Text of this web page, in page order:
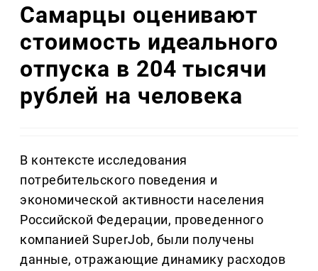
Самарцы оценивают
стоимость идеального
отпуска в 204 тысячи
рублей на человека
В контексте исследования
потребительского поведения и
экономической активности населения
Российской Федерации, проведенного
компанией SuperJob, были получены
данные, отражающие динамику расходов